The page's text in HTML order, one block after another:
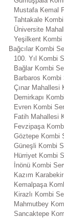
Mustafa Kemal
Tahtakale
Üniversite
Yeşilkent Kombi
Bağcılar Kombi
100. Yıl Kombi
Bağlar Kombi
Barbaros Kombi
Çınar Mahallesi
Demirkapı
Evren Kombi
Fatih Mahallesi
Fevzipaşa
Göztepe Kombi
Güneşli Kombi
Hürriyet Kombi
İnönü Kombi
Kazım
Kemalpaşa
Kirazlı Kombi
Mahmutbey
Sancaktepe